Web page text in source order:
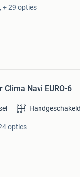
+ 29 opties
Clima Navi EURO-6
Handgeschakeld
opties